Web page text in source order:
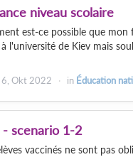
niveau scolaire
est-ce possible que
l'université de Kiev mais
6, Okt 2022 in Éducation
- scenario 1-2
vaccinés ne sont pas